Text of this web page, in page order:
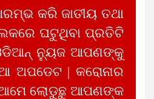
କରି ଜାତୀୟ ତଥା
ଘଟୁଥିବା ପ୍ରତିଟି
ନ୍ୟୁଜ ଆପଣଙ୍କୁ
ଅପଡେଟ | କରୋନାର
ଆମେ ଲୋଡୁଛୁ ଆପଣଙ୍କ